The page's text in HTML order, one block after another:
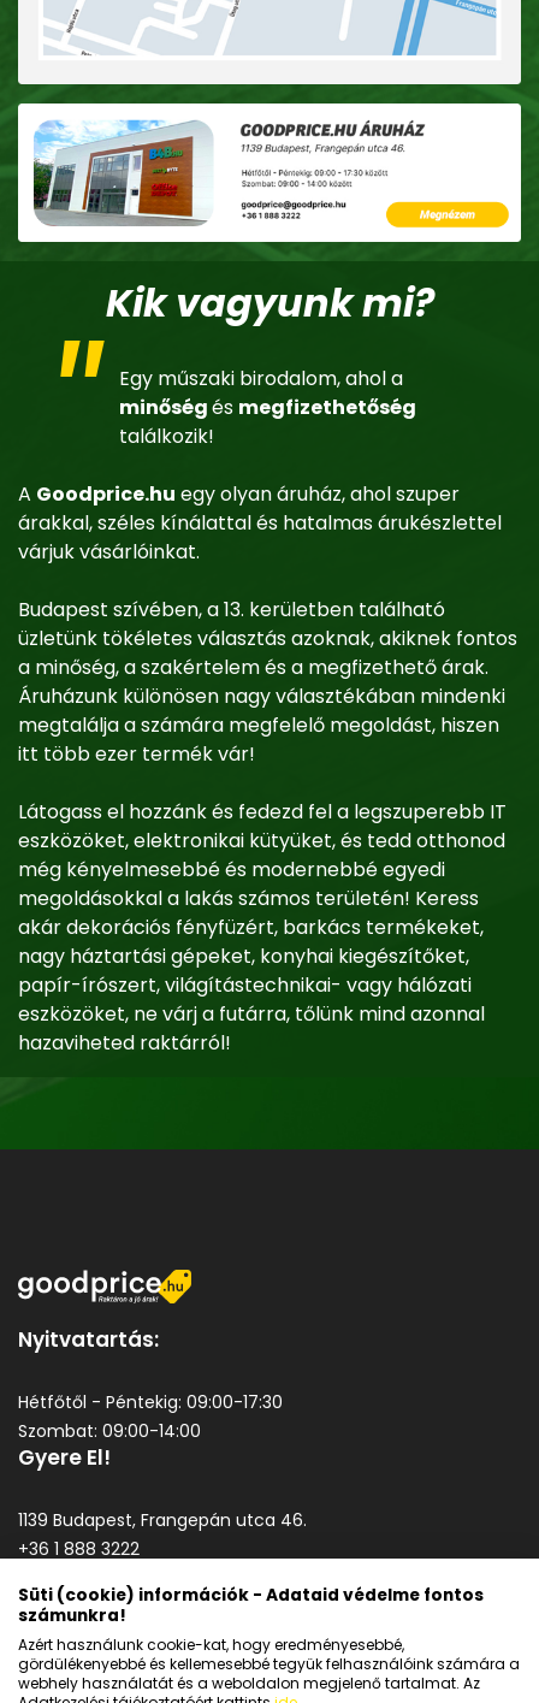
Kik vagyunk mi?
Egy műszaki birodalom, ahol a
minőségés megfizethetőség
találkozik!
A Goodprice.hu egy olyan áruház, ahol szuper
árakkal, széles kínálattal és hatalmas árukészlettel
várjuk vásárlóinkat.
Budapest szívében, a 13. kerületben található
üzletünk tökéletes választás azoknak, akiknek fontos
a minőség, a szakértelem és a megfizethető árak.
Áruházunk különösen nagy választékában mindenki
megtalálja a számára megfelelő megoldást, hiszen
itt több ezer termék vár!
Látogass el hozzánk és fedezd fel a legszuperebb IT
eszközöket, elektronikai kütyüket, és tedd otthonod
még kényelmesebbé és modernebbé egyedi
megoldásokkal a lakás számos területén! Keress
akár dekorációs fényfüzért, barkács termékeket,
nagy háztartási gépeket, konyhai kiegészítőket,
papír-írószert, világítástechnikai- vagy hálózati
eszközöket, ne várj a futárra, tőlünk mind azonnal
hazaviheted raktárról!
Nyitvatartás:
Hétfőtől - Péntekig: 09:00-17:30
Szombat: 09:00-14:00
Gyere El!
1139 Budapest, Frangepán utca 46.
+36 1 888 3222
Általános szerződési feltételek
Adatkezelési tájékoztató
Süti (cookie) információk - Adataid védelme fontos
számunkra!
Azért használunk cookie-kat, hogy eredményesebbé,
gördülékenyebbé és kellemesebbé tegyük felhasználóink számára a
webhely használatát és a weboldalon megjelenő tartalmat. Az